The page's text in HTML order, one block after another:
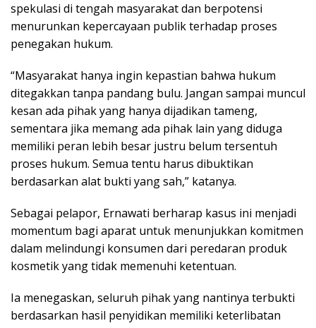
spekulasi di tengah masyarakat dan berpotensi
menurunkan kepercayaan publik terhadap proses
penegakan hukum.
“Masyarakat hanya ingin kepastian bahwa hukum
ditegakkan tanpa pandang bulu. Jangan sampai muncul
kesan ada pihak yang hanya dijadikan tameng,
sementara jika memang ada pihak lain yang diduga
memiliki peran lebih besar justru belum tersentuh
proses hukum. Semua tentu harus dibuktikan
berdasarkan alat bukti yang sah,” katanya.
Sebagai pelapor, Ernawati berharap kasus ini menjadi
momentum bagi aparat untuk menunjukkan komitmen
dalam melindungi konsumen dari peredaran produk
kosmetik yang tidak memenuhi ketentuan.
Ia menegaskan, seluruh pihak yang nantinya terbukti
berdasarkan hasil penyidikan memiliki keterlibatan